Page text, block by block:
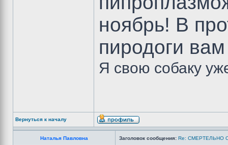
ноябрь! В
пиродоги
Я свою собаку
Вернуться к началу
Наталья Павловна Заголовок сообщения: Re: СМЕРТЕЛЬНО